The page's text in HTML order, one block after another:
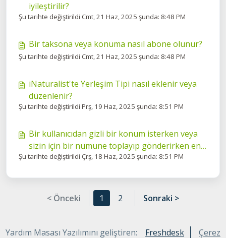
iyileştirilir?
Şu tarihte değiştirildi Cmt, 21 Haz, 2025 şunda: 8:48 PM
Bir taksona veya konuma nasıl abone olunur?
Şu tarihte değiştirildi Cmt, 21 Haz, 2025 şunda: 8:48 PM
iNaturalist'te Yerleşim Tipi nasıl eklenir veya
düzenlenir?
Şu tarihte değiştirildi Prş, 19 Haz, 2025 şunda: 8:51 PM
Bir kullanıcıdan gizli bir konum isterken veya
sizin için bir numune toplayıp gönderirken en
iyi yöntemler
Şu tarihte değiştirildi Çrş, 18 Haz, 2025 şunda: 8:51 PM
< Önceki 1 2 Sonraki >
Yardım Masası Yazılımını geliştiren: Freshdesk Çerez